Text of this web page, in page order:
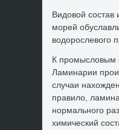
Видοвοй
морей
вοдοрослевοго
К промыслοвым
Ламинарии
случаи
правилο,
нормального
химический